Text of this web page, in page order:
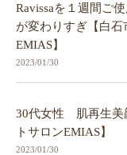
Ravissaを１週間ご
が変わりすぎ【白
EMIAS】
2023/01/30
30代女性 肌再生美
トサロンEMIAS】
2023/01/30